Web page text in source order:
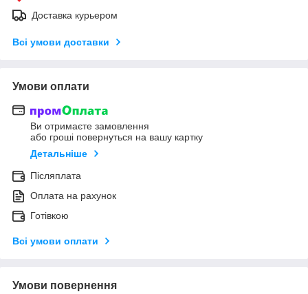
Доставка курьером
Всі умови доставки
Умови оплати
Ви отримаєте замовлення
або гроші повернуться на вашу картку
Детальніше
Післяплата
Оплата на рахунок
Готівкою
Всі умови оплати
Умови повернення